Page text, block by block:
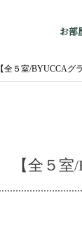
お部
【全５室/BYUCCAグ
【全５